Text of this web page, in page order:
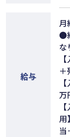
給与
月
●
な
＋
万
用
当